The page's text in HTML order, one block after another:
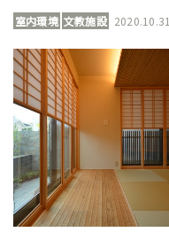
室内環境 文教施設 2020.10.31